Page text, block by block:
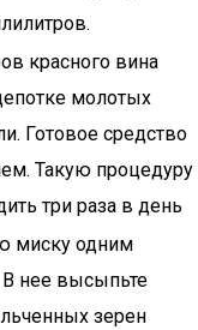
красного вина
молотых
Готовое средство
Такую процедуру
три раза в день
миску одним
нее высыпьте
зерен